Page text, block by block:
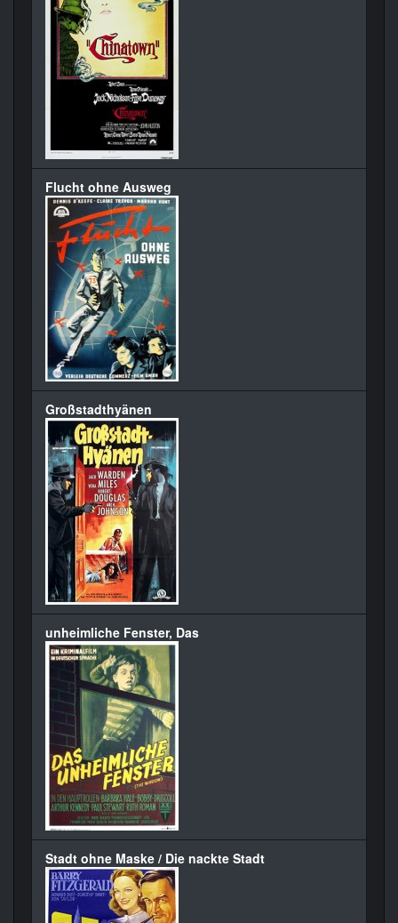
Flucht ohne Ausweg
Großstadthyänen
unheimliche Fenster, Das
Stadt ohne Maske / Die nackte Stadt